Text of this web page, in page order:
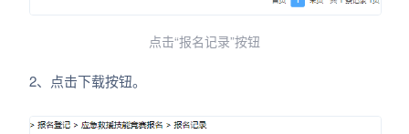
点击“报名记录”按钮
2、点击下载按钮。